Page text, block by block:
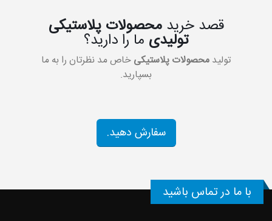
قصد خریدمحصولات پلاستیکی
تولیدی ما را دارید؟
تولید محصولات پلاستیکی خاص مد نظرتان را به ما
بسپارید.
سفارش دهید.
با ما در تماس باشید